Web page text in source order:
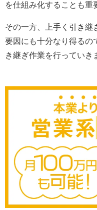
を仕組み化することも重
その一方、上手く引き継
要因にも十分なり得るの
き継ぎ作業を行っていき